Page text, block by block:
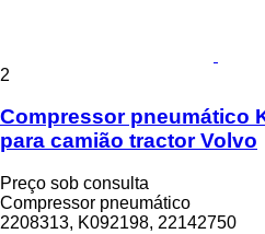
2
Compressor pneumático
para camião tractor Volvo
Preço sob consulta
Compressor pneumático
2208313, K092198, 22142750